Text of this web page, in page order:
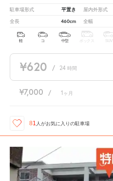
駐車場形式 平置き 屋内外形式
全長 460cm 全幅
軽 コ 中型 ボックス SUV
¥620 / 24 時間
¥7,000 / 1 ヶ月
81 人がお気に入りの駐車場